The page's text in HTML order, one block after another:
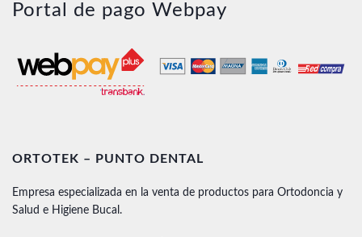
Portal de pago Webpay
ORTOTEK – PUNTO DENTAL
Empresa especializada en la venta de productos para Ortodoncia y
Salud e Higiene Bucal.